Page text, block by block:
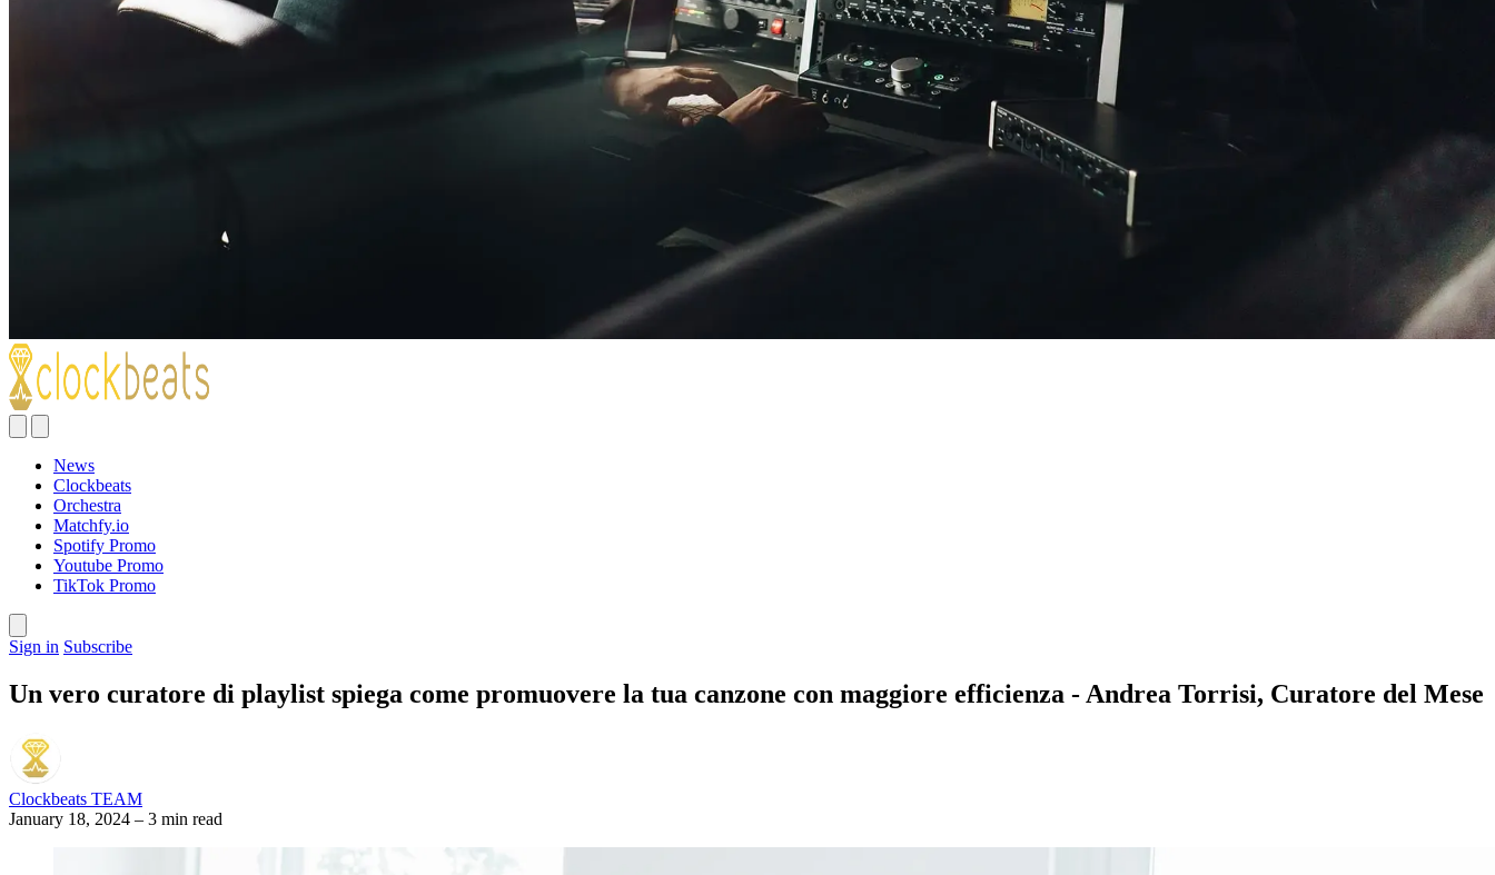
News
Clockbeats
Orchestra
Matchfy.io
Spotify Promo
Youtube Promo
TikTok Promo
Sign in Subscribe
Un vero curatore di playlist spiega come promuovere la tua canzone con maggiore efficienza - Andrea Torrisi, Curatore del Mese
Clockbeats TEAM
January 18, 2024 – 3 min read